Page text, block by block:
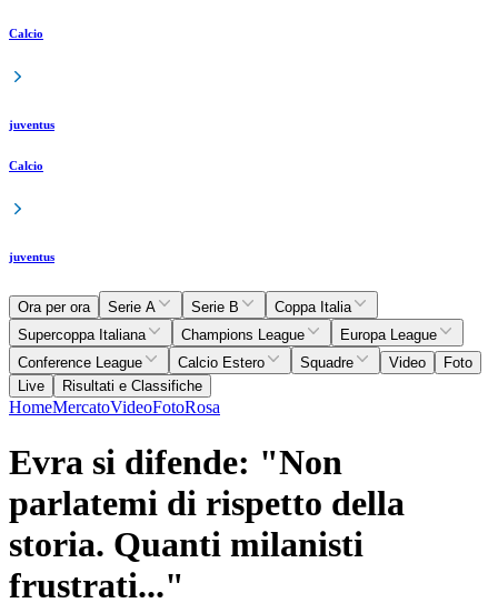
Calcio
juventus
Calcio
juventus
Ora per ora Serie A Serie B
Coppa Italia
Supercoppa Italiana
Champions League
Europa League
Conference League
Calcio Estero Squadre Video
Foto
Live
Risultati e Classifiche
HomeMercatoVideoFotoRosa
Evra si difende: "Non
parlatemi di rispetto della
storia. Quanti milanisti
frustrati..."